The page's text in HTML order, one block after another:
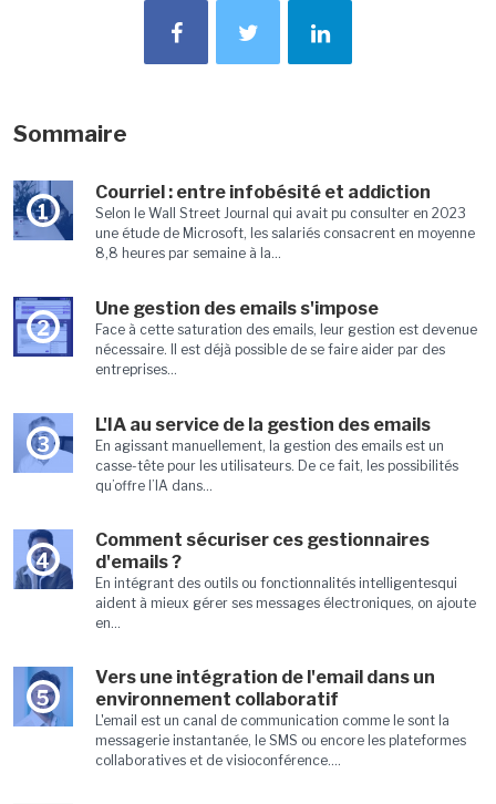
Sommaire
1
Courriel : entre infobésité et addiction
Selon le Wall Street Journal qui avait pu consulter en 2023
une étude de Microsoft, les salariés consacrent en moyenne
8,8 heures par semaine à la...
2
Une gestion des emails s'impose
Face à cette saturation des emails, leur gestion est devenue
nécessaire. Il est déjà possible de se faire aider par des
entreprises...
3
L'IA au service de la gestion des emails
En agissant manuellement, la gestion des emails est un
casse-tête pour les utilisateurs. De ce fait, les possibilités
qu’offre l’IA dans...
4
Comment sécuriser ces gestionnaires
d'emails ?
En intégrant des outils ou fonctionnalités intelligentesqui
aident à mieux gérer ses messages électroniques, on ajoute
en...
5
Vers une intégration de l'email dans un
environnement collaboratif
L'email est un canal de communication comme le sont la
messagerie instantanée, le SMS ou encore les plateformes
collaboratives et de visioconférence....